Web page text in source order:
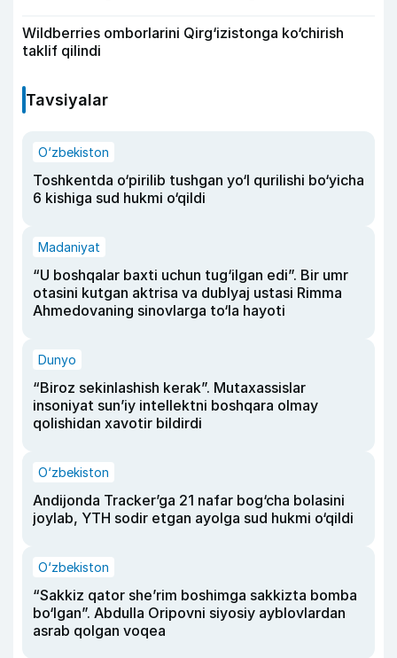
Wildberries omborlarini Qirg‘izistonga ko‘chirish
taklif qilindi
Tavsiyalar
O‘zbekiston
Toshkentda o‘pirilib tushgan yo‘l qurilishi bo‘yicha
6 kishiga sud hukmi o‘qildi
Madaniyat
“U boshqalar baxti uchun tug‘ilgan edi”. Bir umr
otasini kutgan aktrisa va dublyaj ustasi Rimma
Ahmedovaning sinovlarga to‘la hayoti
Dunyo
“Biroz sekinlashish kerak”. Mutaxassislar
insoniyat sun’iy intellektni boshqara olmay
qolishidan xavotir bildirdi
O‘zbekiston
Andijonda Tracker’ga 21 nafar bog‘cha bolasini
joylab, YTH sodir etgan ayolga sud hukmi o‘qildi
O‘zbekiston
“Sakkiz qator she’rim boshimga sakkizta bomba
bo‘lgan”. Abdulla Oripovni siyosiy ayblovlardan
asrab qolgan voqea